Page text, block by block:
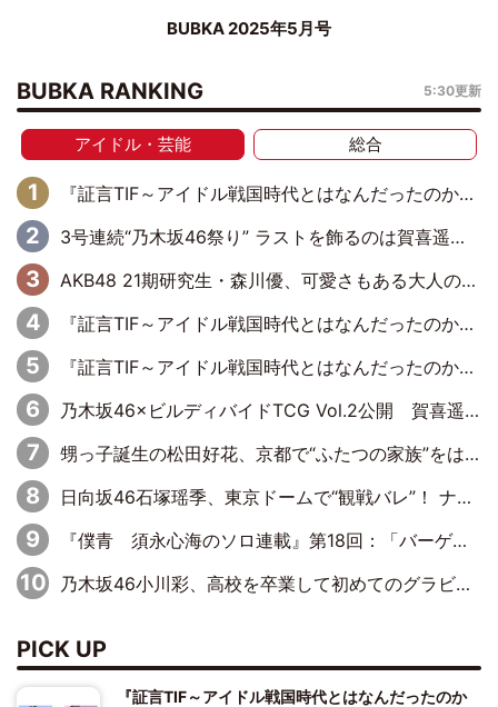
BUBKA 2025年5月号
BUBKA RANKING 5:30更新
アイドル・芸能 総合
『証言TIF～アイドル戦国時代とはなんだったのか～』第6回：でんぱ組.inc・古川未鈴×相沢梨紗「『ハロプロやりたかったな』って言ったら、夢眠ねむさんに『てめえはでんぱ組．incなんだよ！』って肩パンされて(笑)」
3号連続“乃木坂46祭り” ラストを飾るのは賀喜遥香…5年ぶりの登場に「5年分大人になった私を見ていただけたら」
AKB48 21期研究生・森川優、可愛さもある大人の女性に
『証言TIF～アイドル戦国時代とはなんだったのか～』第11回：私立恵比寿中学・真山りか×安本彩花「TIFで10年ぶりのキョンシーメイクをしたら、場を完全に引かせてしまって。時代が変わったんだなって」
『証言TIF～アイドル戦国時代とはなんだったのか～』第10回：さくら学院・武藤彩未×飯田らうら「正直、中3で辞めるというのを信じてなくて。そう言われてはいたけど、嘘でしょって」
乃木坂46×ビルディバイドTCG Vol.2公開 賀喜遥香＆田村真佑が『京まふ』ステージに登壇
甥っ子誕生の松田好花、京都で“ふたつの家族”をはしご！ “母”黒谷友香に見送られ、“父”松岡昌宏とはハシゴ酒
日向坂46石塚瑶季、東京ドームで“観戦バレ”！ ナイツ・塙も認めた「巨人に詳しすぎるアイドル」は元VENUSスクール生で杉内コーチ推し⁉
『僕青 須永心海のソロ連載』第18回：「バーゲンセールハンターみうな inしまむら」編
乃木坂46小川彩、高校を卒業して初めてのグラビア「大人になった感じがしました(笑)」
PICK UP
『証言TIF～アイドル戦国時代とはなんだったのか